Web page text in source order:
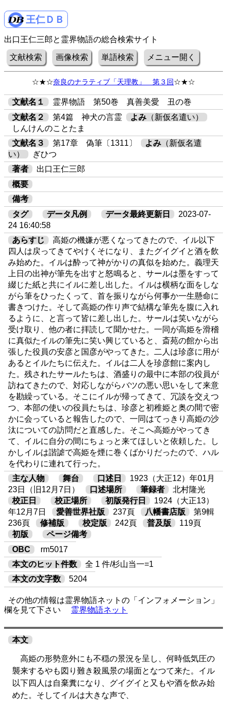
王仁ＤＢ
出口王仁三郎と霊界物語の総合検索サイト
文献検索 画像検索 単語検索 メニュー開く
☆★☆奈良のナラティブ「天理教」 第３回☆★☆
文献名１
霊界物語 第50巻 真善美愛 丑の巻
文献名２
第4篇 神犬の言霊 よみ （新仮名遣い）
しんけんのことたま
文献名３
第17章 偽筆〔1311〕 よみ （新仮名遣
い）
ぎひつ
著者
出口王仁三郎
概要
備考
タグ
データ凡例 データ最終更新日
2023-07-
24 16:40:58
あらすじ
高姫の機嫌が悪くなってきたので、イル以下
四人は戻ってきてやけくそになり、またグイグイと酒を飲
み始めた。イルは酔って神がかりの真似を始めた。義理天
上日の出神が筆先を出すと怒鳴ると、サールは墨をすって
綴じた紙と共にイルに差し出した。イルは横柄な面をしな
がら筆をひったくって、首を振りながら何事か一生懸命に
書きつけた。そして高姫の作り声で結構な筆先を腹に入れ
るように、と言って皆に差し出した。サールは笑いながら
受け取り、他の者に拝読して聞かせた。一同が高姫を滑稽
に真似たイルの筆先に笑い興じていると、斎苑の館から出
張した役員の安彦と国彦がやってきた。二人は珍彦に用が
あるとイルたちに伝えた。イルは二人を珍彦館に案内し
た。残されたサールたちは、酒盛りの最中に本部の役員が
訪ねてきたので、対応しながらバツの悪い思いをして来意
を勘繰っている。そこにイルが帰ってきて、冗談を交えつ
つ、本部の使いの役員たちは、珍彦と初稚姫と奥の間で密
かに会っていると報告したので、一同はてっきり高姫の沙
汰についての訪問だと直感した。そこへ高姫がやってき
て、イルに自分の間にちょっと来てほしいと依頼した。し
かしイルは諧謔で高姫を煙に巻くばかりだったので、ハル
を代わりに連れて行った。
主な人物
舞台 口述日
1923（大正12）年01月
23日（旧12月7日）
口述場所 筆録者
北村隆光
校正日
校正場所 初版発行日
1924（大正13）
年12月7日
愛善世界社版 237頁 八幡書店版
第9輯
236頁
修補版 校定版 242頁 普及版
119頁
初版
ページ備考
OBC
rm5017
本文のヒット件数
全 1 件/杉山当一=1
本文の文字数
5204
その他の情報は霊界物語ネットの「インフォメーション」
欄を見て下さい
霊界物語ネット
本文
高姫の形勢意外にも不穏の景況を呈し、何時低気圧の
襲来するやも図り難き殺風景の場面となつて来た。イル
以下四人は自棄糞になり、グイグイと又もや酒を飲み始
めた。そしてイルは大きな声で、